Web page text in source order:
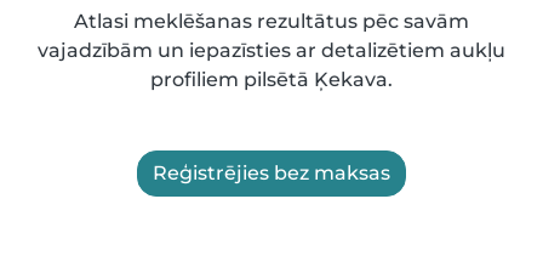
Atlasi meklēšanas rezultātus pēc savām
vajadzībām un iepazīsties ar detalizētiem aukļu
profiliem pilsētā Ķekava.
Reģistrējies bez maksas